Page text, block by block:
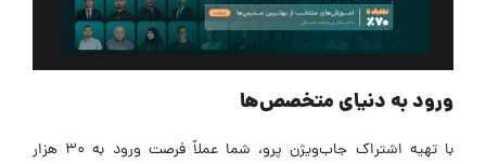
ورود به دنیای متخصص‌ها
با تهیه اشتراک جاب‌ویژن پرو، شما عملاً فرصت ورود به ۳۰ هزار